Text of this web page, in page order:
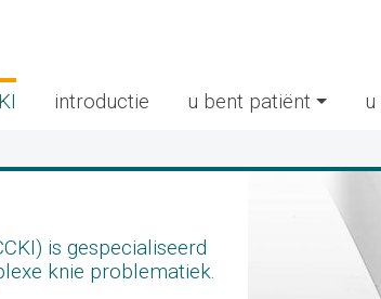
introductie u bent patiënt u
is gespecialiseerd
knie problematiek.